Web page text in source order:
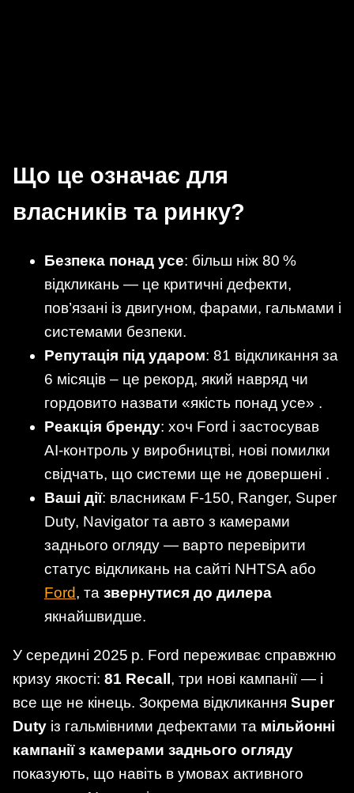
Що це означає для
власників та ринку?
Безпека понад усе: більш ніж 80 %
відкликань — це критичні дефекти,
пов’язані із двигуном, фарами, гальмами і
системами безпеки.
Репутація під ударом: 81 відкликання за
6 місяців – це рекорд, який навряд чи
гордовито назвати «якість понад усе» .
Реакція бренду: хоч Ford і застосував
AI‑контроль у виробництві, нові помилки
свідчать, що системи ще не довершені .
Ваші дії: власникам F‑150, Ranger, Super
Duty, Navigator та авто з камерами
заднього огляду — варто перевірити
статус відкликань на сайті NHTSA або
Ford, та звернутися до дилера
якнайшвидше.
У середині 2025 р. Ford переживає справжню
кризу якості: 81 Recall , три нові кампанії — і
все ще не кінець. Зокрема відкликання Super
Duty із гальмівними дефектами та мільйонні
кампанії з камерами заднього огляду
показують, що навіть в умовах активного